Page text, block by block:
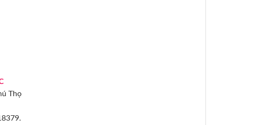
Thọ